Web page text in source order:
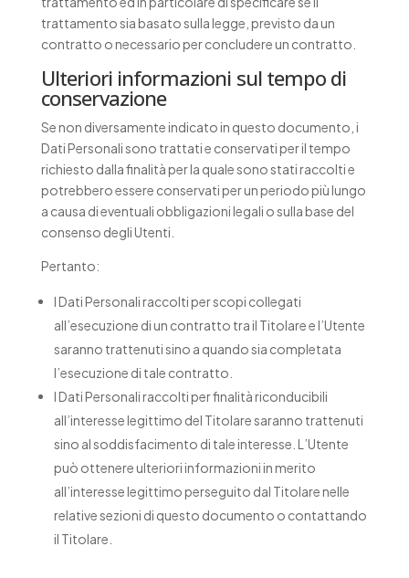
trattamento sia basato sulla legge, previsto da un
contratto o necessario per concludere un contratto.
Ulteriori informazioni sul tempo di
conservazione
Se non diversamente indicato in questo documento, i
Dati Personali sono trattati e conservati per il tempo
richiesto dalla finalità per la quale sono stati raccolti e
potrebbero essere conservati per un periodo più lungo
a causa di eventuali obbligazioni legali o sulla base del
consenso degli Utenti.
Pertanto:
I Dati Personali raccolti per scopi collegati
all’esecuzione di un contratto tra il Titolare e l’Utente
saranno trattenuti sino a quando sia completata
l’esecuzione di tale contratto.
I Dati Personali raccolti per finalità riconducibili
all’interesse legittimo del Titolare saranno trattenuti
sino al soddisfacimento di tale interesse. L’Utente
può ottenere ulteriori informazioni in merito
all’interesse legittimo perseguito dal Titolare nelle
relative sezioni di questo documento o contattando
il Titolare.